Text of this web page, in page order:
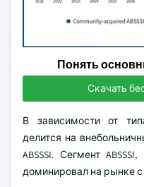
Понять
Скачать
В зависимости от
делится на
ABSSSI. Сегмент
доминировал на рынке с